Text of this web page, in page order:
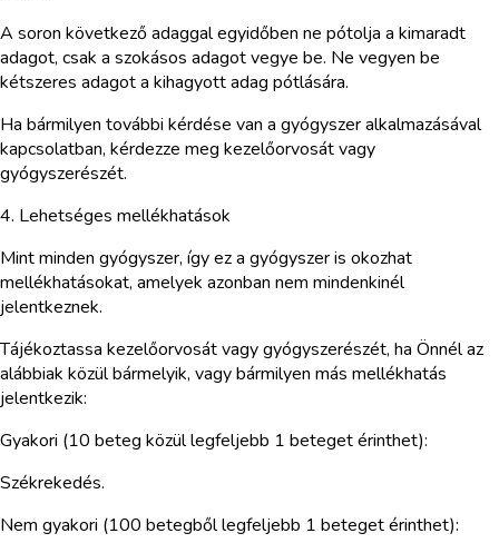
A soron következő adaggal egyidőben ne pótolja a kimaradt
adagot, csak a szokásos adagot vegye be. Ne vegyen be
kétszeres adagot a kihagyott adag pótlására.
Ha bármilyen további kérdése van a gyógyszer alkalmazásával
kapcsolatban, kérdezze meg kezelőorvosát vagy
gyógyszerészét.
4. Lehetséges mellékhatások
Mint minden gyógyszer, így ez a gyógyszer is okozhat
mellékhatásokat, amelyek azonban nem mindenkinél
jelentkeznek.
Tájékoztassa kezelőorvosát vagy gyógyszerészét, ha Önnél az
alábbiak közül bármelyik, vagy bármilyen más mellékhatás
jelentkezik:
Gyakori (10 beteg közül legfeljebb 1 beteget érinthet):
Székrekedés.
Nem gyakori (100 betegből legfeljebb 1 beteget érinthet):